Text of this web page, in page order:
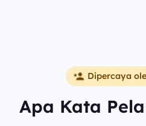
Dipercaya
Apa Kata